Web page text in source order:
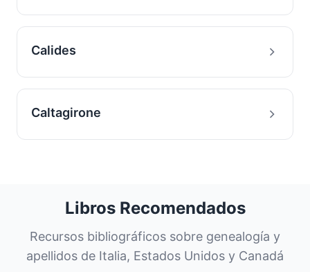
Calides
Caltagirone
Libros Recomendados
Recursos bibliográficos sobre genealogía y
apellidos de Italia, Estados Unidos y Canadá